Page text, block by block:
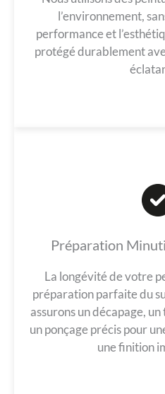
l’environnement,
performance et
protégé durablement
Préparation
La longévité de votre
préparation parfaite du
assurons un décapage,
un ponçage précis pour
une finition